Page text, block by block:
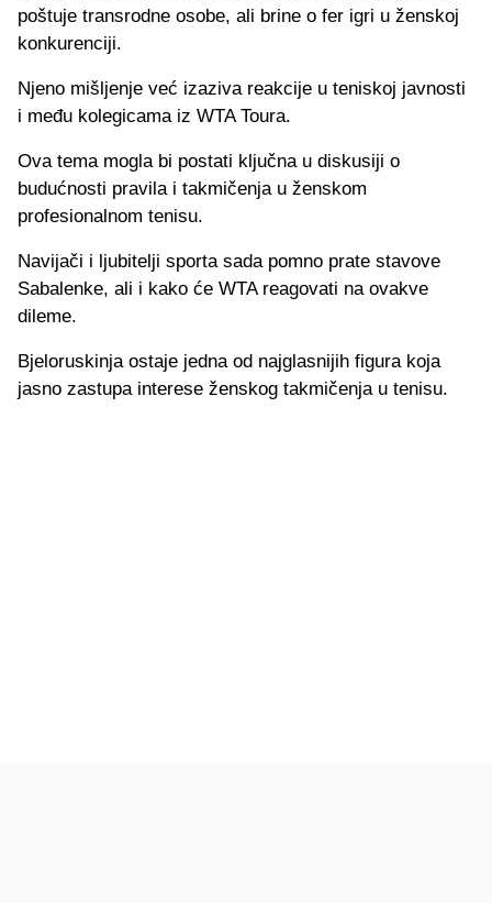
poštuje transrodne osobe, ali brine o fer igri u ženskoj
konkurenciji.
Njeno mišljenje već izaziva reakcije u teniskoj javnosti
i među kolegicama iz WTA Toura.
Ova tema mogla bi postati ključna u diskusiji o
budućnosti pravila i takmičenja u ženskom
profesionalnom tenisu.
Navijači i ljubitelji sporta sada pomno prate stavove
Sabalenke, ali i kako će WTA reagovati na ovakve
dileme.
Bjeloruskinja ostaje jedna od najglasnijih figura koja
jasno zastupa interese ženskog takmičenja u tenisu.